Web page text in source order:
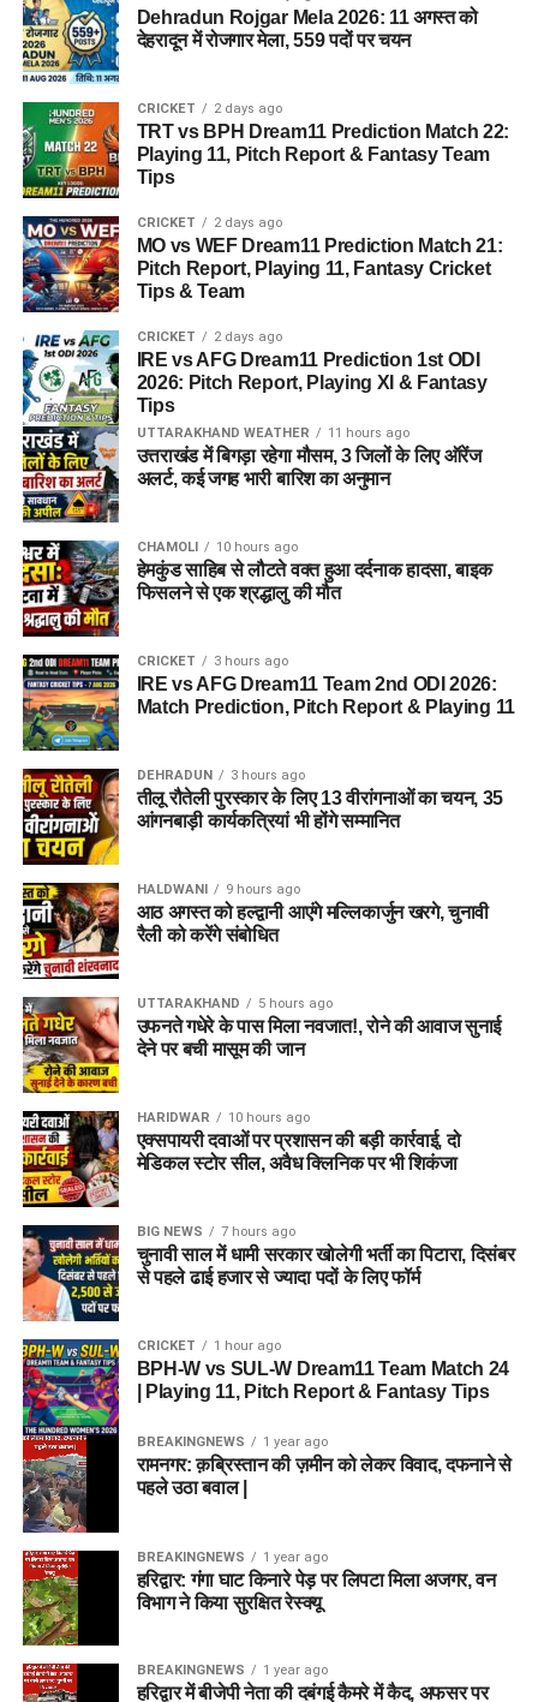
गर्मी से बचाव के लिए अपनाएं ये उपाय
इसके अलावागर्मी से बचाव के लिए हल्के और सूती कपड़े पहनना फायदेमंद
माना जाता है। दोपहर 12 बजे से शाम 5 बजे के बीच अनावश्यक रूप से
बाहर निकलने से बचना चाहिए। यदि धूप में बाहर जाना जरूरी हो तो सिर
को कपड़े, टोपी या अन्य साधनों से ढककर रखना चाहिए।
Dehradun Rojgar Mela 2026: 11 अगस्त को
देहरादून में रोजगार मेला, 559 पदों पर चयन
CRICKET 2 days ago
TRT vs BPH Dream11 Prediction Match 22:
Playing 11, Pitch Report & Fantasy Team
Tips
CRICKET 2 days ago
MO vs WEF Dream11 Prediction Match 21:
Pitch Report, Playing 11, Fantasy Cricket
Tips & Team
CRICKET 2 days ago
IRE vs AFG Dream11 Prediction 1st ODI
2026: Pitch Report, Playing XI & Fantasy
Tips
UTTARAKHAND WEATHER 11 hours ago
उत्तराखंड में बिगड़ा रहेगा मौसम, 3 जिलों के लिए ऑरेंज
अलर्ट, कई जगह भारी बारिश का अनुमान
CHAMOLI 10 hours ago
हेमकुंड साहिब से लौटते वक्त हुआ दर्दनाक हादसा, बाइक
फिसलने से एक श्रद्धालु की मौत
CRICKET 3 hours ago
IRE vs AFG Dream11 Team 2nd ODI 2026:
Match Prediction, Pitch Report & Playing 11
DEHRADUN 3 hours ago
तीलू रौतेली पुरस्कार के लिए 13 वीरांगनाओं का चयन, 35
आंगनबाड़ी कार्यकत्रियां भी होंगे सम्मानित
HALDWANI 9 hours ago
आठ अगस्त को हल्द्वानी आएंगे मल्लिकार्जुन खरगे, चुनावी
रैली को करेंगे संबोधित
UTTARAKHAND 5 hours ago
उफनते गधेरे के पास मिला नवजात!, रोने की आवाज सुनाई
देने पर बची मासूम की जान
HARIDWAR 10 hours ago
एक्सपायरी दवाओं पर प्रशासन की बड़ी कार्रवाई, दो
मेडिकल स्टोर सील, अवैध क्लिनिक पर भी शिकंजा
BIG NEWS 7 hours ago
चुनावी साल में धामी सरकार खोलेगी भर्ती का पिटारा, दिसंबर
से पहले ढाई हजार से ज्यादा पदों के लिए फॉर्म
CRICKET 1 hour ago
BPH-W vs SUL-W Dream11 Team Match 24
| Playing 11, Pitch Report & Fantasy Tips
BREAKINGNEWS 1 year ago
रामनगर: क़ब्रिस्तान की ज़मीन को लेकर विवाद, दफनाने से
पहले उठा बवाल |
BREAKINGNEWS 1 year ago
हरिद्वार: गंगा घाट किनारे पेड़ पर लिपटा मिला अजगर, वन
विभाग ने किया सुरक्षित रेस्क्यू
BREAKINGNEWS 1 year ago
हरिद्वार में बीजेपी नेता की दबंगई कैमरे में कैद, अफसर पर